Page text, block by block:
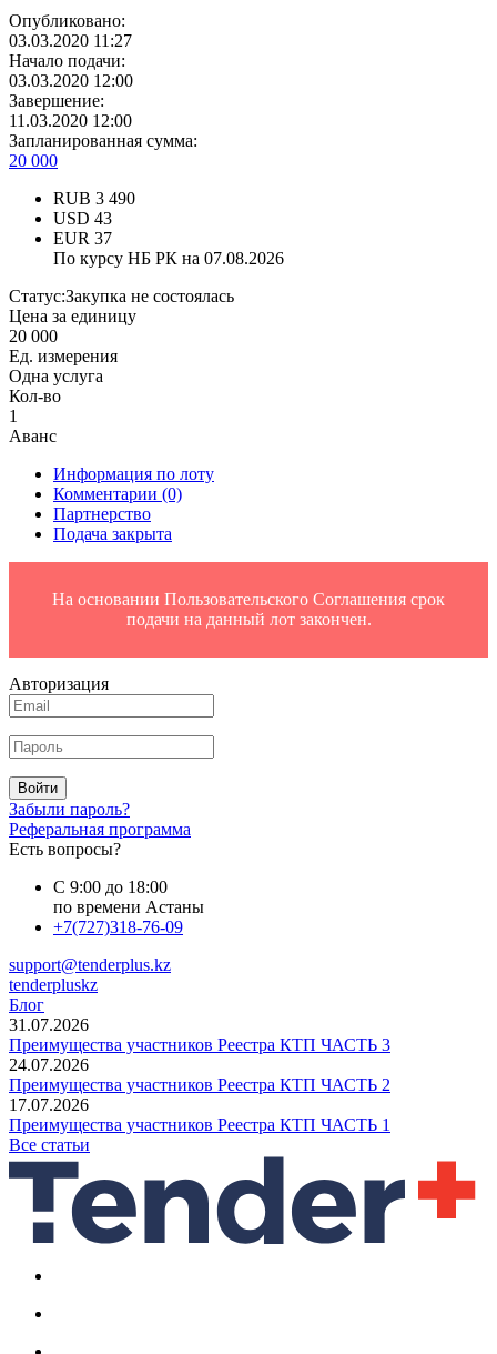
Опубликовано:
03.03.2020 11:27
Начало подачи:
03.03.2020 12:00
Завершение:
11.03.2020 12:00
Запланированная сумма:
20 000
RUB 3 490
USD 43
EUR 37
По курсу НБ РК на 07.08.2026
Статус:Закупка не состоялась
Цена за единицу
20 000
Ед. измерения
Одна услуга
Кол-во
1
Аванс
Информация по лоту
Комментарии (0)
Партнерство
Подача закрыта
На основании Пользовательского Соглашения срок
подачи на данный лот закончен.
Авторизация
Войти
Забыли пароль?
Реферальная программа
Есть вопросы?
С 9:00 до 18:00
по времени Астаны
+7(727)318-76-09
support@tenderplus.kz
tenderpluskz
Блог
31.07.2026
Преимущества участников Реестра КТП ЧАСТЬ 3
24.07.2026
Преимущества участников Реестра КТП ЧАСТЬ 2
17.07.2026
Преимущества участников Реестра КТП ЧАСТЬ 1
Все статьи